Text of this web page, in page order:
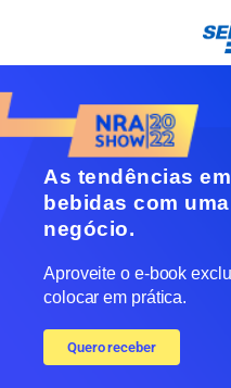
As tendências
bebidas com
negócio.
Aproveite o e-book
colocar em prática.
Quero receber